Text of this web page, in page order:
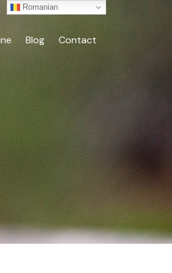
Blog Contact
Romanian